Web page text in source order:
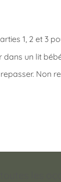
1, 2 et 3
dans un lit
Non